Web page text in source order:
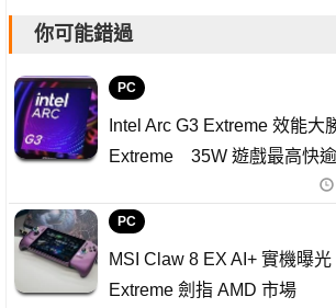
你可能錯過
PC
Intel Arc G3 Extreme 效能大
Extreme 35W 遊戲最高快
PC
MSI Claw 8 EX AI+ 實機曝
Extreme 劍指 AMD 市場